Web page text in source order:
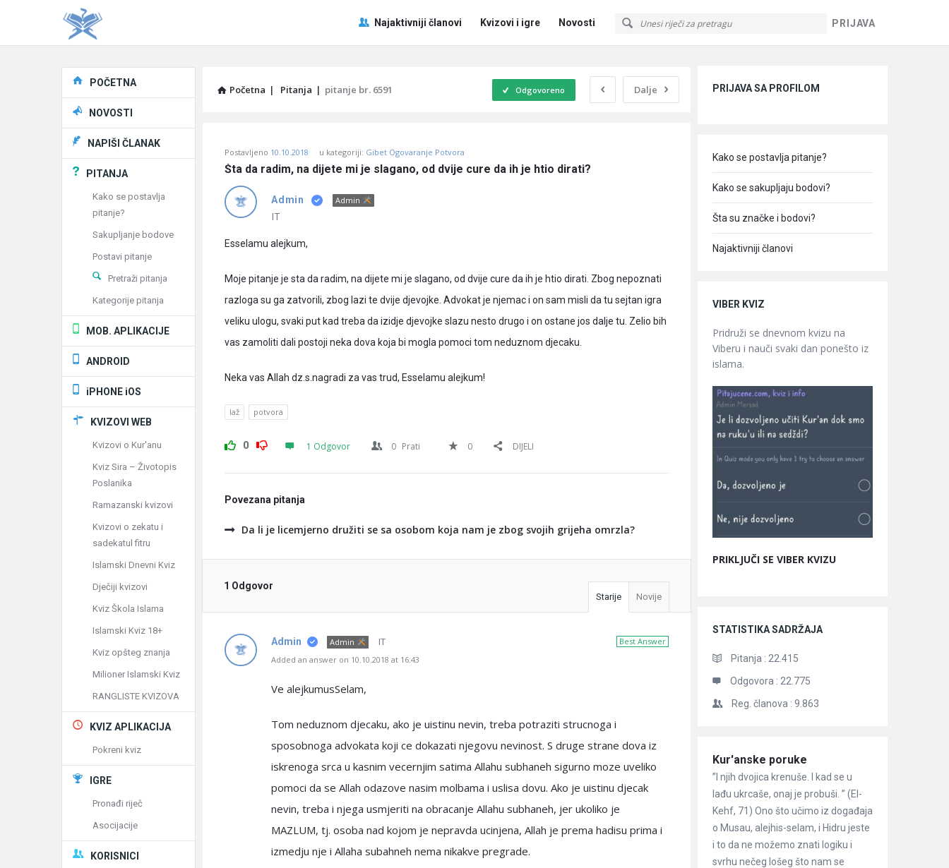
PRIJAVA
Pitaj
Učene
Navigacija
Najaktivniji članovi Kvizovi i igre Novosti
Početna | Pitanja | pitanje br. 6591 Dalje
Odgovoreno
Učene
Latest
Pitanja
Postavljeno 10.10.2018 u kategoriji: Gibet Ogovaranje Potvora
Šta da radim, na dijete mi je slagano, od dvije cure da ih je htio dirati?
Admin Admin
IT
Esselamu alejkum,
Moje pitanje je sta da radim, na dijete mi je slagano, od dvije cure da ih je htio dirati. Zbog nepoznati
razloga su ga zatvorili, zbog lazi te dvije djevojke. Advokat je njemac i on sam misli da tu sejtan igra
veliku ulogu, svaki put kad treba da izidje djevojke slazu nesto drugo i on ostane jos dalje tu. Zelio bih
vas zamoliti dali postoji neka dova koja bi mogla pomoci tom neduznom djecaku.
Neka vas Allah dz.s.nagradi za vas trud, Esselamu alejkum!
laž potvora
0 1 Odgovor 0 Prati 0 DIJELI
Povezana pitanja
Da li je licemjerno družiti se sa osobom koja nam je zbog svojih grijeha omrzla?
1 Odgovor
Starije Novije
Best Answer
Admin Admin IT
Added an answer on 10.10.2018 at 16:43
Ve alejkumusSelam,
Tom neduznom djecaku, ako je uistinu nevin, treba potraziti strucnoga i
sposobnoga advokata koji ce dokazati njegovu nevinost. S druge strane dova iz
iskrenoga srca u kasnim vecernjim satima Allahu subhaneh sigurno moze uveliko
pomoci da se Allah odazove nasim molbama i uslisa dovu. Ako je uistinu djecak
nevin, treba i njega usmjeriti na obracanje Allahu subhaneh, jer ukoliko je
MAZLUM, tj. osoba nad kojom je nepravda ucinjena, Allah je prema hadisu prima i
izmedju nje i Allaha subahneh nema nikakve pregrade.
PRIJAVA SA PROFILOM
Kako se postavlja pitanje?
Kako se sakupljaju bodovi?
Šta su značke i bodovi?
Najaktivniji članovi
VIBER KVIZ
Pridruži se dnevnom kvizu na
Viberu i nauči svaki dan ponešto iz
islama.
PRIKLJUČI SE VIBER KVIZU
STATISTIKA SADRŽAJA
Pitanja : 22.415
Odgovora : 22.775
Reg. članova : 9.863
Članci
Kur'anske poruke
”I njih dvojica krenuše. I kad se u
lađu ukrcaše, onaj je probuši. ” (El-
Kehf, 71) Ono što učimo iz događaja
o Musau, alejhis-selam, i Hidru jeste
i to da ne možemo znati logiku i
svrhu nečeg lošeg što nam se
Explore
POČETNA
NOVOSTI
NAPIŠI ČLANAK
PITANJA
Kako se postavlja
pitanje?
Sakupljanje bodove
Postavi pitanje
Pretraži pitanja
Kategorije pitanja
MOB. APLIKACIJE
ANDROID
iPHONE iOS
KVIZOVI WEB
Kvizovi o Kur'anu
Kviz Sira – Životopis
Poslanika
Ramazanski kvizovi
Kvizovi o zekatu i
sadekatul fitru
Islamski Dnevni Kviz
Dječiji kvizovi
Kviz Škola Islama
Islamski Kviz 18+
Kviz opšteg znanja
Milioner Islamski Kviz
RANGLISTE KVIZOVA
KVIZ APLIKACIJA
Pokreni kviz
IGRE
Pronađi riječ
Asocijacije
KORISNICI